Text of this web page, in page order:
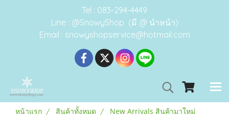
Tel : 083-294-4449
Line : @SnowyShop (มี @ นำหน้า)
Email : snowyshopservice@hotmail.com
หน้าแรก สินค้าทั้งหมด
New Arrivals สินค้ามาใหม่